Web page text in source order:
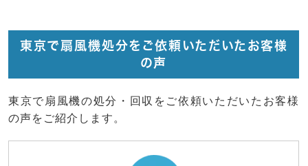
東京で扇風機処分をご依頼いただいたお客様
の声
東京で扇風機の処分・回収をご依頼いただいたお客様
の声をご紹介します。